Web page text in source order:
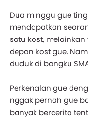
Dua minggu gue
mendapatkan
satu kost,
depan kost gue.
duduk di bangku
Perkenalan gue
nggak pernah gue
banyak bercerita